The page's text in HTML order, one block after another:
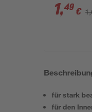
1,49 €
für stark
für den